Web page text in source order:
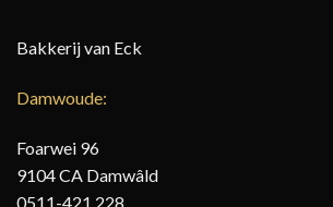
Bakkerij van Eck
Damwoude:
Foarwei 96
9104 CA Damwâld
0511-421 228